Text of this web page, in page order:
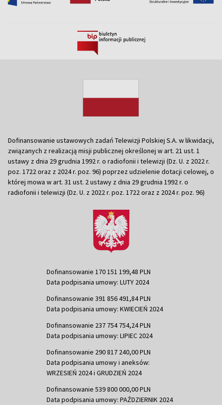
Dofinansowanie ustawowych zadań Telewizji Polskiej S.A. w likwidacji,
związanych z realizacją misji publicznej określonej w art. 21 ust. 1
ustawy z dnia 29 grudnia 1992 r. o radiofonii i telewizji (Dz. U. z 2022 r.
poz. 1722 oraz z 2024 r. poz. 96) poprzez udzielenie dotacji celowej, o
której mowa w art. 31 ust. 2 ustawy z dnia 29 grudnia 1992 r. o
radiofonii i telewizji (Dz. U. z 2022 r. poz. 1722 oraz z 2024 r. poz. 96)
Dofinansowanie 170 151 199,48 PLN
Data podpisania umowy: LUTY 2024
Dofinansowanie 391 856 491,84 PLN
Data podpisania umowy: KWIECIEŃ 2024
Dofinansowanie 237 754 754,24 PLN
Data podpisania umowy: LIPIEC 2024
Dofinansowanie 290 817 240,00 PLN
Data podpisania umowy i aneksów:
WRZESIEŃ 2024 i GRUDZIEŃ 2024
Dofinansowanie 539 800 000,00 PLN
Data podpisania umowy: PAŹDZIERNIK 2024